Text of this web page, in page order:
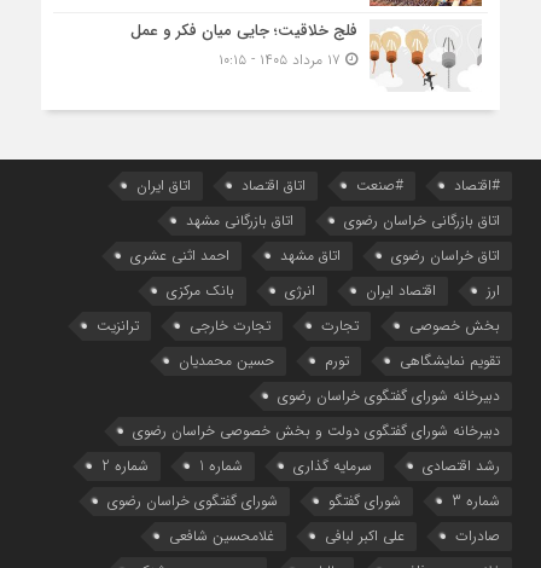
فلج خلاقیت؛ جایی میان فکر و عمل
#اقتصاد #صنعت اتاق اقتصاد
اتاق ایران
اتاق بازرگانی خراسان رضوی
اتاق بازرگانی مشهد
اتاق خراسان رضوی
اتاق مشهد
احمد اثنی عشری
ارز
اقتصاد ایران انرژی
بانک مرکزی
بخش خصوصی
تجارت تجارت خارجی
ترانزیت
تقویم نمایشگاهی
تورم
حسین محمدیان
دبیرخانه شورای گفتگوی خراسان رضوی
دبیرخانه شورای گفتگوی دولت و بخش خصوصی خراسان رضوی
رشد اقتصادی
سرمایه گذاری شماره 1
شماره 2
شماره 3
شورای گفتگو
شورای گفتگوی خراسان رضوی
صادرات
علی اکبر لبافی
غلامحسین شافعی